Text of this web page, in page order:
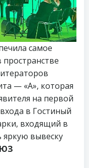
самое
— «А», которая
на первой
в Гостиный
входящий в
яркую вывеску